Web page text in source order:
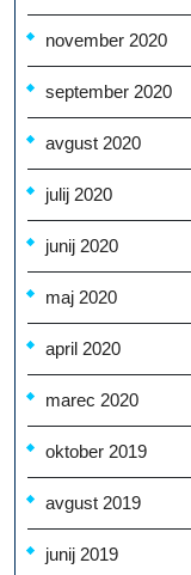
november 2020
september 2020
avgust 2020
julij 2020
junij 2020
maj 2020
april 2020
marec 2020
oktober 2019
avgust 2019
junij 2019